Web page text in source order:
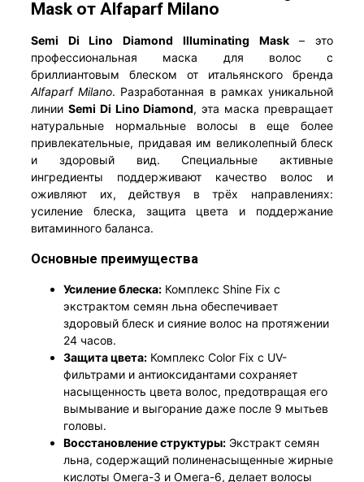
Mask от Alfaparf Milano
Semi Di Lino Diamond Illuminating Mask– это
профессиональная маска для волос с
бриллиантовым блеском от итальянского бренда
Alfaparf Milano. Разработанная в рамках уникальной
линии Semi Di Lino Diamond, эта маска превращает
натуральные нормальные волосы в еще более
привлекательные, придавая им великолепный блеск
и здоровый вид. Специальные активные
ингредиенты поддерживают качество волос и
оживляют их, действуя в трёх направлениях:
усиление блеска, защита цвета и поддержание
витаминного баланса.
Основные преимущества
Усиление блеска: Комплекс Shine Fix с
экстрактом семян льна обеспечивает
здоровый блеск и сияние волос на протяжении
24 часов.
Защита цвета: Комплекс Color Fix с UV-
фильтрами и антиоксидантами сохраняет
насыщенность цвета волос, предотвращая его
вымывание и выгорание даже после 9 мытьев
головы.
Восстановление структуры: Экстракт семян
льна, содержащий полиненасыщенные жирные
кислоты Омега-3 и Омега-6, делает волосы